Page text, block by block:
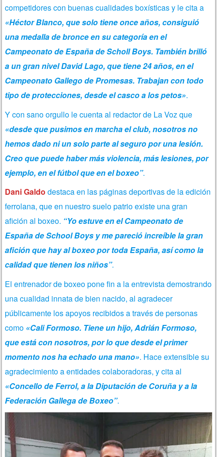
competidores con buenas cualidades boxísticas y le cita a
«Héctor Blanco, que solo tiene once años, consiguió
una medalla de bronce en su categoría en el
Campeonato de España de Scholl Boys. También brilló
a un gran nivel David Lago, que tiene 24 años, en el
Campeonato Gallego de Promesas. Trabajan con todo
tipo de protecciones, desde el casco a los petos».
Y con sano orgullo le cuenta al redactor de La Voz que
«desde que pusimos en marcha el club, nosotros no
hemos dado ni un solo parte al seguro por una lesión.
Creo que puede haber más violencia, más lesiones, por
ejemplo, en el fútbol que en el boxeo”.
Dani Galdo destaca en las páginas deportivas de la edición
ferrolana, que en nuestro suelo patrio existe una gran
afición al boxeo. “Yo estuve en el Campeonato de
España de School Boys y me pareció increíble la gran
afición que hay al boxeo por toda España, así como la
calidad que tienen los niños”.
El entrenador de boxeo pone fin a la entrevista demostrando
una cualidad innata de bien nacido, al agradecer
públicamente los apoyos recibidos a través de personas
como «Cali Formoso. Tiene un hijo, Adrián Formoso,
que está con nosotros, por lo que desde el primer
momento nos ha echado una mano». Hace extensible su
agradecimiento a entidades colaboradoras, y cita al
«Concello de Ferrol, a la Diputación de Coruña y a la
Federación Gallega de Boxeo”.